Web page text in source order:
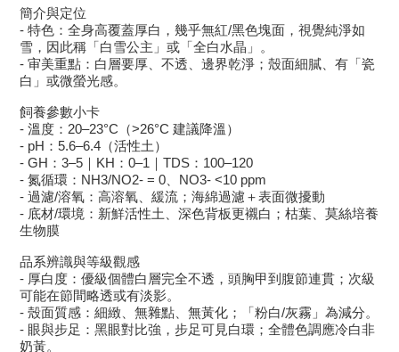
簡介與定位
- 特色：全身高覆蓋厚白，幾乎無紅/黑色塊面，視覺純淨如
雪，因此稱「白雪公主」或「全白水晶」。
- 审美重點：白層要厚、不透、邊界乾淨；殼面細膩、有「瓷
白」或微螢光感。
飼養參數小卡
- 溫度：20–23°C（>26°C 建議降溫）
- pH：5.6–6.4（活性土）
- GH：3–5｜KH：0–1｜TDS：100–120
- 氮循環：NH3/NO2- = 0、NO3- <10 ppm
- 過濾/溶氧：高溶氧、緩流；海綿過濾＋表面微擾動
- 底材/環境：新鮮活性土、深色背板更襯白；枯葉、莫絲培養
生物膜
品系辨識與等級觀感
- 厚白度：優級個體白層完全不透，頭胸甲到腹節連貫；次級
可能在節間略透或有淡影。
- 殼面質感：細緻、無雜點、無黃化；「粉白/灰霧」為減分。
- 眼與步足：黑眼對比強，步足可見白環；全體色調應冷白非
奶黃。